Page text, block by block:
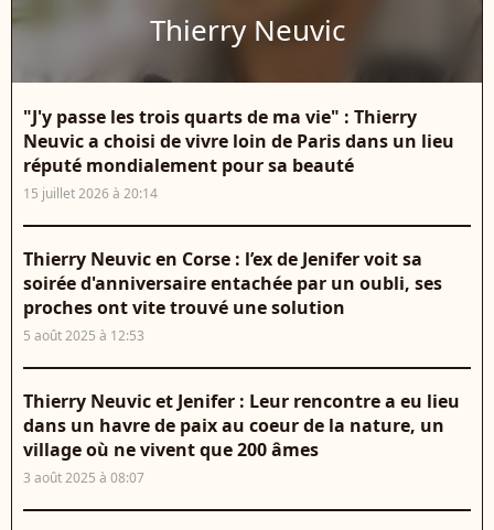
Thierry Neuvic
"J'y passe les trois quarts de ma vie" : Thierry
Neuvic a choisi de vivre loin de Paris dans un lieu
réputé mondialement pour sa beauté
15 juillet 2026 à 20:14
Thierry Neuvic en Corse : l’ex de Jenifer voit sa
soirée d'anniversaire entachée par un oubli, ses
proches ont vite trouvé une solution
5 août 2025 à 12:53
Thierry Neuvic et Jenifer : Leur rencontre a eu lieu
dans un havre de paix au coeur de la nature, un
village où ne vivent que 200 âmes
3 août 2025 à 08:07